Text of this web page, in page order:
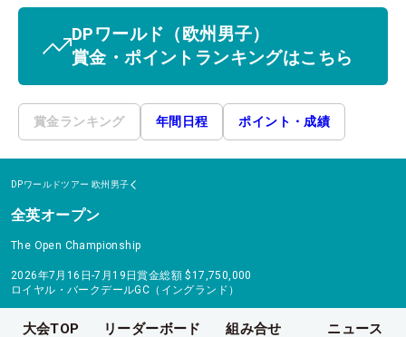
DPワールド （欧州男子）
賞金・ポイントランキングはこちら
賞金ランキング 年間日程 ポイント・成績
DPワールドツアー 欧州男子
全英オープン
The Open Championship
2026年7月16日-7月19日賞金総額 $17,750,000
ロイヤル・バークデールGC（イングランド）
大会TOP リーダーボード 組み合せ ニュース